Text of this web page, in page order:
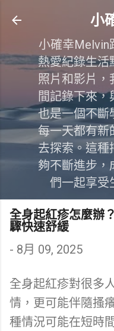
小
小確幸Melvin
熱愛紀錄生活
照片和影片，
間記錄下來
也是一個不斷
每一天都有新
去探索。這種
夠不斷進步，
們一起享受
全身起紅疹怎麼辦
驟快速舒緩
- 8月 09, 2025
全身起紅疹對很多
情，更可能伴隨搔
種情況可能在短時